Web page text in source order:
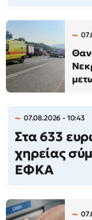
07.08.2026 - 10:43
Στα 633
χηρείας
ΕΦΚΑ